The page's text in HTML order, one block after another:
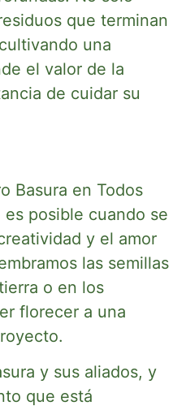
que terminan
una
el valor de la
de cuidar su
Basura en Todos
posible cuando se
y el amor
las semillas
o en los
florecer a una
y sus aliados, y
que está